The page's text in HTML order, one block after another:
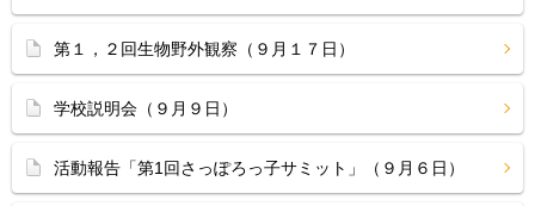
第１，２回生物野外観察（９月１７日）
学校説明会（９月９日）
活動報告「第1回さっぽろっ子サミット」（９月６日）